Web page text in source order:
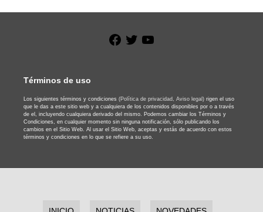
Facebook
Twitter
Términos de uso
Los siguientes términos y condiciones (Política de privacidad, Aviso legal) rigen el uso
que le das a este sitio web y a cualquiera de los contenidos disponibles por o a través
de el, incluyendo cualquiera derivado del mismo. Podemos cambiar los Términos y
Condiciones, en cualquier momento sin ninguna notificación, sólo publicando los
cambios en el Sitio Web. Al usar el Sitio Web, aceptas y estás de acuerdo con estos
términos y condiciones en lo que se refiere a su uso.